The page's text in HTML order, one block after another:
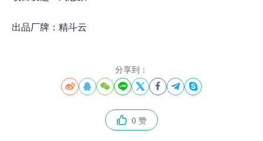
出品厂牌：精斗云
分享到：
       
 0 赞